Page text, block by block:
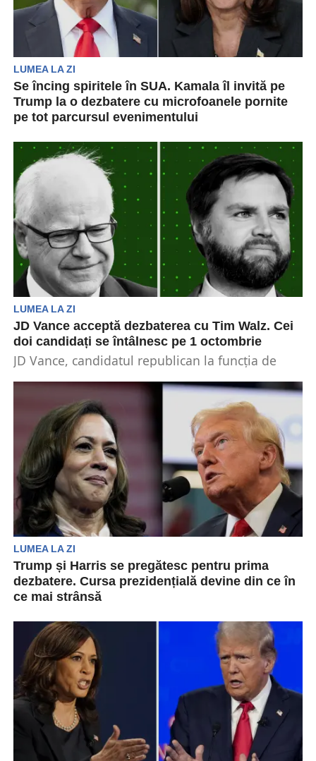
LUMEA LA ZI
Se încing spiritele în SUA. Kamala îl invită pe
Trump la o dezbatere cu microfoanele pornite
pe tot parcursul evenimentului
democrat la alegerile prezidențiale americane
din noiembrie, l-a invitat sâmbătă pe rivalul...
LUMEA LA ZI
JD Vance acceptă dezbaterea cu Tim Walz. Cei
doi candidați se întâlnesc pe 1 octombrie
JD Vance, candidatul republican la funcția de
viceprezidențială din...
LUMEA LA ZI
Trump și Harris se pregătesc pentru prima
dezbatere. Cursa prezidențială devine din ce în
ce mai strânsă
Trump și adversara democrată Kamala Harris vor
dezbate pe 10...